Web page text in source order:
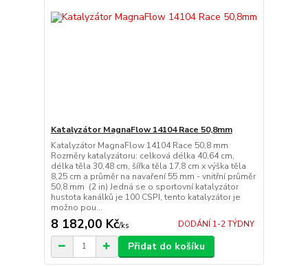
Katalyzátor MagnaFlow 14104 Race 50,8mm
Katalyzátor MagnaFlow 14104 Race 50,8 mm
Rozměry katalyzátoru: celková délka 40,64 cm,
délka těla 30,48 cm, šířka těla 17,8 cm x výška těla
8,25 cm a průměr na navaření 55 mm - vnitřní průměr
50,8 mm (2 in) Jedná se o sportovní katalyzátor
hustota kanálků je 100 CSPI, tento katalyzátor je
možno pou...
8 182,00 Kč/ks DODÁNÍ 1-2 TÝDNY
Přidat do košíku